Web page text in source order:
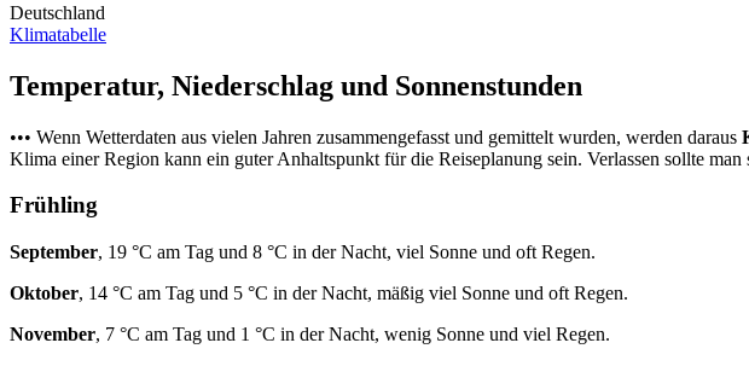
Deutschland
Klimatabelle
Temperatur, Niederschlag und Sonnenstunden
••• Wenn Wetterdaten aus vielen Jahren zusammengefasst und gemittelt wurden, werden daraus
Klima einer Region kann ein guter Anhaltspunkt für die Reiseplanung sein. Verlassen sollte man
Frühling
September, 19 °C am Tag und 8 °C in der Nacht, viel Sonne und oft Regen.
Oktober, 14 °C am Tag und 5 °C in der Nacht, mäßig viel Sonne und oft Regen.
November, 7 °C am Tag und 1 °C in der Nacht, wenig Sonne und viel Regen.